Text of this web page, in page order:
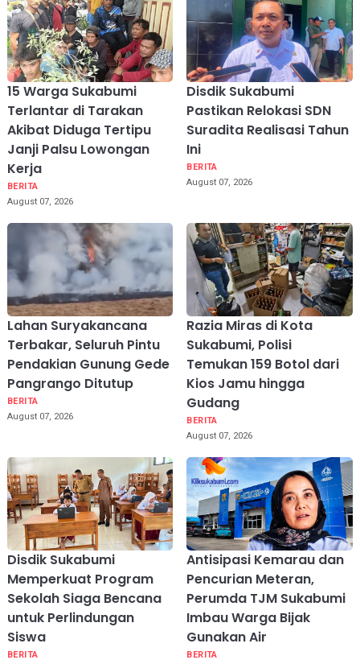
15 Warga Sukabumi
Terlantar di Tarakan
Akibat Diduga Tertipu
Janji Palsu Lowongan
Kerja
BERITA
August 07, 2026
Disdik Sukabumi
Pastikan Relokasi SDN
Suradita Realisasi Tahun
Ini
BERITA
August 07, 2026
Lahan Suryakancana
Terbakar, Seluruh Pintu
Pendakian Gunung Gede
Pangrango Ditutup
BERITA
August 07, 2026
Razia Miras di Kota
Sukabumi, Polisi
Temukan 159 Botol dari
Kios Jamu hingga
Gudang
BERITA
August 07, 2026
Disdik Sukabumi
Memperkuat Program
Sekolah Siaga Bencana
untuk Perlindungan
Siswa
BERITA
Antisipasi Kemarau dan
Pencurian Meteran,
Perumda TJM Sukabumi
Imbau Warga Bijak
Gunakan Air
BERITA